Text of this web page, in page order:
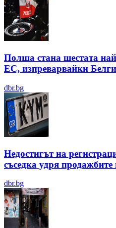
Полша стана шестата
ЕС, изпреварвайки
dbr.bg
Недостигът на
съседка удря
dbr.bg